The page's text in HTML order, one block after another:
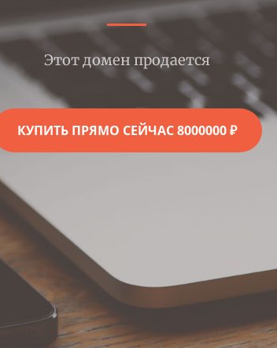
Этот домен продается
КУПИТЬ ПРЯМО СЕЙЧАС 8000000 ₽